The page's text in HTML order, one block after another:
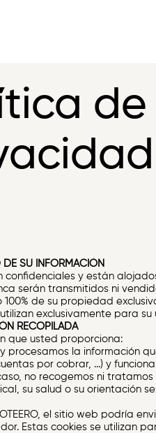
DE SU INFORMACIÓN
confidenciales y están
serán transmitidos ni
100% de su propiedad
exclusivamente para
RECOPILADA
que usted proporciona:
procesamos la información
por cobrar, ...) y
no recogemos ni
su salud o su orientación
el sitio web podría
Estas cookies se utilizan